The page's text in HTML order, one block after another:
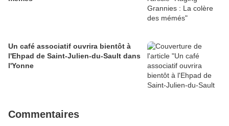
Un café associatif ouvrira bientôt à
l'Ehpad de Saint-Julien-du-Sault dans
l'Yonne
Commentaires